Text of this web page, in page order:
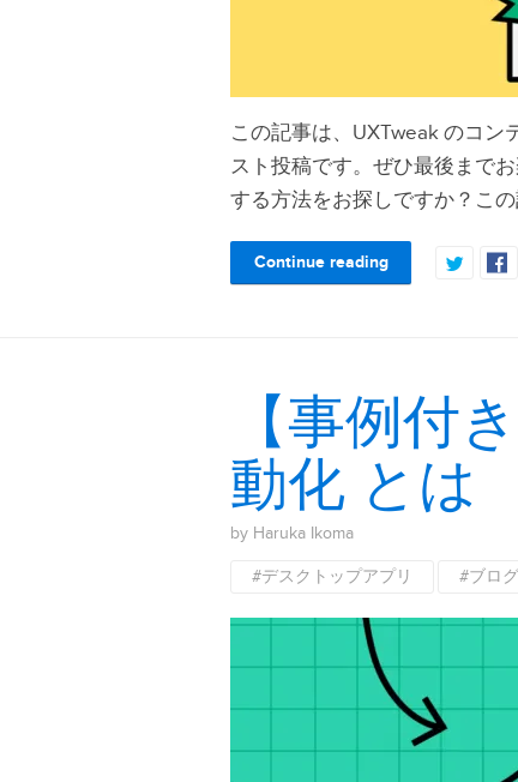
この記事は、UXTweak のコン
スト投稿です。ぜひ最後まで
する方法をお探しですか？こ
Continue reading
【事例付
動化 とは
by Haruka Ikoma
#デスクトップアプリ #ブログ